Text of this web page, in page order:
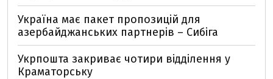
Україна має пакет пропозицій для
азербайджанських партнерів – Сибіга
Укрпошта закриває чотири відділення у
Краматорську